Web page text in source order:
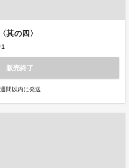
其の四〉
1
販売終了
間以内に発送